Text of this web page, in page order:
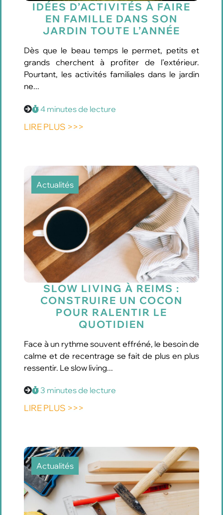
IDÉES D’ACTIVITÉS À FAIRE
EN FAMILLE DANS SON
JARDIN TOUTE L’ANNÉE
Dès que le beau temps le permet, petits et
grands cherchent à profiter de l’extérieur.
Pourtant, les activités familiales dans le jardin
ne...
4 minutes de lecture
LIRE PLUS >>>
Actualités
SLOW LIVING À REIMS :
CONSTRUIRE UN COCON
POUR RALENTIR LE
QUOTIDIEN
Face à un rythme souvent effréné, le besoin de
calme et de recentrage se fait de plus en plus
ressentir. Le slow living...
3 minutes de lecture
LIRE PLUS >>>
Actualités